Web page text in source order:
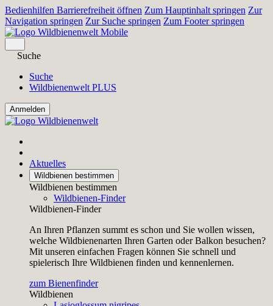
Bedienhilfen Barrierefreiheit öffnen Zum Hauptinhalt springen Zur
Navigation springen Zur Suche springen Zum Footer springen
Suche
Suche
Wildbienenwelt PLUS
Aktuelles
Wildbienen bestimmen
Wildbienen bestimmen
Wildbienen-Finder
Wildbienen-Finder
An Ihren Pflanzen summt es schon und Sie wollen wissen,
welche Wildbienenarten Ihren Garten oder Balkon besuchen?
Mit unseren einfachen Fragen können Sie schnell und
spielerisch Ihre Wildbienen finden und kennenlernen.
zum Bienenfinder
Wildbienen